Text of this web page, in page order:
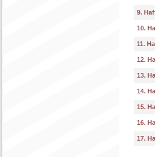
9.
10.
11.
12.
13.
14.
15.
16.
17.